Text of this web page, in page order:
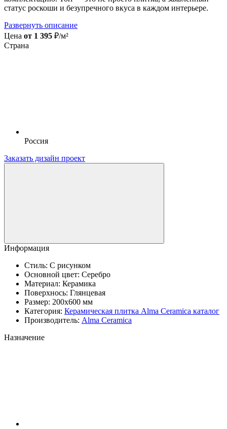
статус роскоши и безупречного вкуса в каждом интерьере.
Развернуть описание
Цена от 1 395 ₽/м²
Страна
Россия
Заказать дизайн проект
Информация
Стиль: С рисунком
Основной цвет: Серебро
Материал: Керамика
Поверхнось: Глянцевая
Размер: 200x600 мм
Категория: Керамическая плитка Аlma Ceramica каталог
Производитель: Alma Ceramica
Назначение